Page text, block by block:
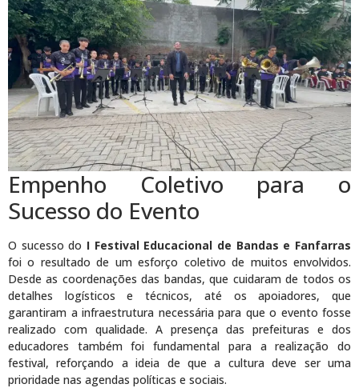
Empenho Coletivo para o
Sucesso do Evento
O sucesso do I Festival Educacional de Bandas e Fanfarras
foi o resultado de um esforço coletivo de muitos envolvidos.
Desde as coordenações das bandas, que cuidaram de todos os
detalhes logísticos e técnicos, até os apoiadores, que
garantiram a infraestrutura necessária para que o evento fosse
realizado com qualidade. A presença das prefeituras e dos
educadores também foi fundamental para a realização do
festival, reforçando a ideia de que a cultura deve ser uma
prioridade nas agendas políticas e sociais.